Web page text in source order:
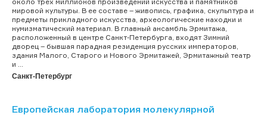
мировой культуры. В ее составе – живопись, графика, скульптура и
предметы прикладного искусства, археологические находки и
нумизматический материал. В главный ансамбль Эрмитажа,
расположенный в центре Санкт-Петербурга, входят Зимний
дворец – бывшая парадная резиденция русских императоров,
здания Малого, Старого и Нового Эрмитажей, Эрмитажный театр
и ...
Санкт-Петербург
Европейская лаборатория молекулярной